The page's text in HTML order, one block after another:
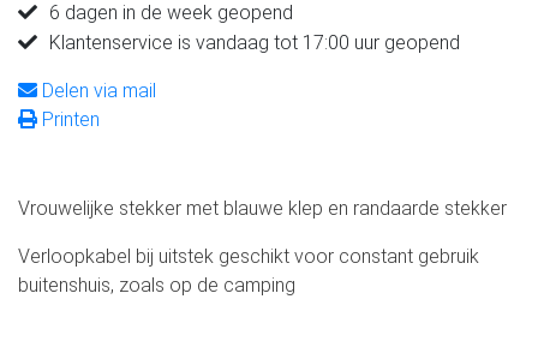
6 dagen in de week geopend
Klantenservice is vandaag tot 17:00 uur geopend
Delen via mail
Printen
Vrouwelijke stekker met blauwe klep en randaarde stekker
Verloopkabel bij uitstek geschikt voor constant gebruik
buitenshuis, zoals op de camping